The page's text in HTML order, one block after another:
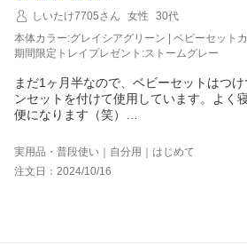
しいたけ7705さん
女性
30代
本体カラー:グレイシアグリーン | ベビーセット
期間限定トレイプレゼント:ストームグレー
まだ1ヶ月半なので、ベビーセットはつ
ンセットを付けて使用しています。よく
便になります（笑）
トリップトラップ本体もしっかりしてい
抜群でした。色もくすんだグリーンがと
実用品・普段使い｜自分用｜はじめて
注文日：2024/10/16